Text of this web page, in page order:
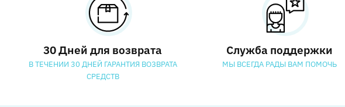
30 Дней для возврата
В ТЕЧЕНИИ 30 ДНЕЙ ГАРАНТИЯ ВОЗВРАТА
СРЕДСТВ
Служба поддержки
МЫ ВСЕГДА РАДЫ ВАМ ПОМОЧЬ